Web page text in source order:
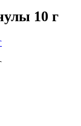
10 г